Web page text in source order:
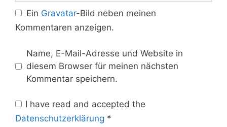
Ein Gravatar-Bild neben meinen
Kommentaren anzeigen.
Name, E-Mail-Adresse und Website in
diesem Browser für meinen nächsten
Kommentar speichern.
I have read and accepted the
Datenschutzerklärung *